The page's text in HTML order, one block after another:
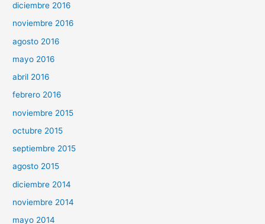
diciembre 2016
noviembre 2016
agosto 2016
mayo 2016
abril 2016
febrero 2016
noviembre 2015
octubre 2015
septiembre 2015
agosto 2015
diciembre 2014
noviembre 2014
mayo 2014